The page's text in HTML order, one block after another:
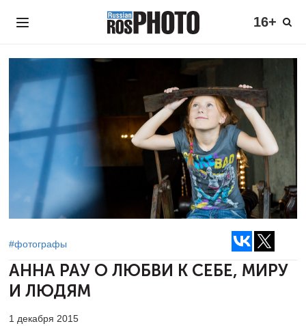
16+
#фотографы
АННА РАУ О ЛЮБВИ К СЕБЕ, МИРУ
И ЛЮДЯМ
1 декабря 2015